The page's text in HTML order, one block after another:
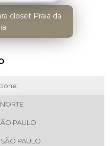
closet Praia da
PAULO
PAULO